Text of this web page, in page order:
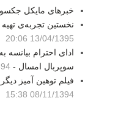
خبرهای مایکل
نخستین تجربه‌ی
13/04/1395 20:06
ادای احترام
سوپربال امسال -
فیلم توهین آمیز
08/11/1394 15:38